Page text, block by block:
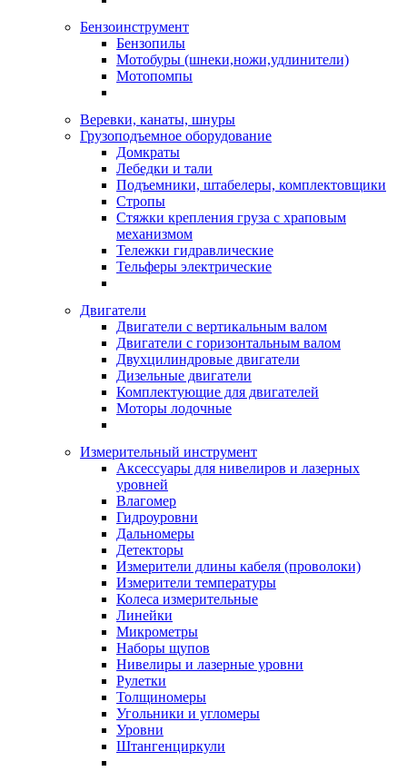
Бензоинструмент
Бензопилы
Мотобуры (шнеки,ножи,удлинители)
Мотопомпы
Веревки, канаты, шнуры
Грузоподъемное оборудование
Домкраты
Лебедки и тали
Подъемники, штабелеры, комплектовщики
Стропы
Стяжки крепления груза с храповым
механизмом
Тележки гидравлические
Тельферы электрические
Двигатели
Двигатели с вертикальным валом
Двигатели с горизонтальным валом
Двухцилиндровые двигатели
Дизельные двигатели
Комплектующие для двигателей
Моторы лодочные
Измерительный инструмент
Аксессуары для нивелиров и лазерных
уровней
Влагомер
Гидроуровни
Дальномеры
Детекторы
Измерители длины кабеля (проволоки)
Измерители температуры
Колеса измерительные
Линейки
Микрометры
Наборы щупов
Нивелиры и лазерные уровни
Рулетки
Толщиномеры
Угольники и угломеры
Уровни
Штангенциркули